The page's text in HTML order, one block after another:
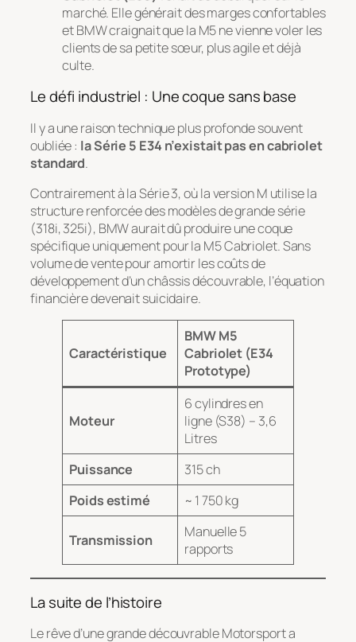
marché. Elle générait des marges confortables
et BMW craignait que la M5 ne vienne voler les
clients de sa petite sœur, plus agile et déjà
culte.
Le défi industriel : Une coque sans base
Il y a une raison technique plus profonde souvent
oubliée : la Série 5 E34 n’existait pas en cabriolet
standard.
Contrairement à la Série 3, où la version M utilise la
structure renforcée des modèles de grande série
(318i, 325i), BMW aurait dû produire une coque
spécifiqueuniquementpour la M5 Cabriolet. Sans
volume de vente pour amortir les coûts de
développement d’un châssis découvrable, l’équation
financière devenait suicidaire.
Caractéristique
BMW M5
Cabriolet (E34
Prototype)
Moteur
6 cylindres en
ligne (S38) – 3,6
Litres
Puissance
315 ch
Poids estimé
~ 1 750 kg
Transmission
Manuelle 5
rapports
La suite de l’histoire
Le rêve d’une grande découvrable Motorsport a